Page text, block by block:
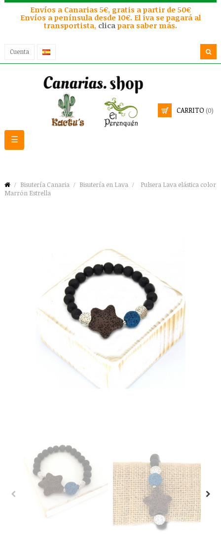
Envíos a Canarias 5€, gratis a partir de 50€
Envíos a península desde 10€. El iva se pagará al
transportista, clica para saber más.
Cuenta
CARRITO (0)
Navegación
de
☰
Bisutería Canaria Bisutería en Lava
Pulsera Lava elástica color
Marrón Estrella